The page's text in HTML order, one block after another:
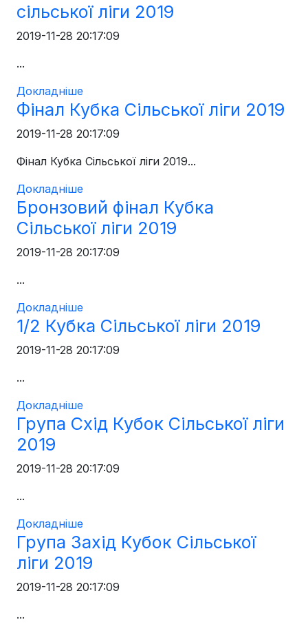
сільської ліги 2019
2019-11-28 20:17:09
...
Докладніше
Фінал Кубка Сільської ліги 2019
2019-11-28 20:17:09
Фінал Кубка Сільської ліги 2019...
Докладніше
Бронзовий фінал Кубка
Сільської ліги 2019
2019-11-28 20:17:09
...
Докладніше
1/2 Кубка Сільської ліги 2019
2019-11-28 20:17:09
...
Докладніше
Група Схід Кубок Сільської ліги
2019
2019-11-28 20:17:09
...
Докладніше
Група Захід Кубок Сільської
ліги 2019
2019-11-28 20:17:09
...